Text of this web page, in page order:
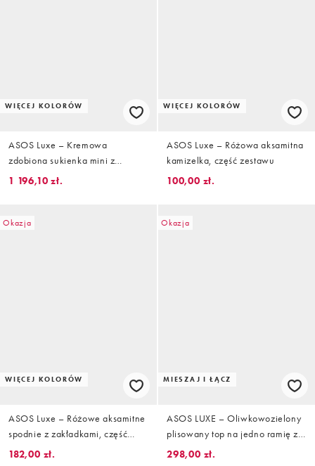
WIĘCEJ KOLORÓW
ASOS Luxe – Kremowa
zdobiona sukienka mini z
kwadratowym dekoltem
1 196,10 zł.
WIĘCEJ KOLORÓW
ASOS Luxe – Różowa aksamitna
kamizelka, część zestawu
100,00 zł.
Okazja
WIĘCEJ KOLORÓW
ASOS Luxe – Różowe aksamitne
spodnie z zakładkami, część
zestawu
182,00 zł.
Okazja
MIESZAJ I ŁĄCZ
ASOS LUXE – Oliwkowozielony
plisowany top na jedno ramię z
poliuretanu, część zestawu
298,00 zł.